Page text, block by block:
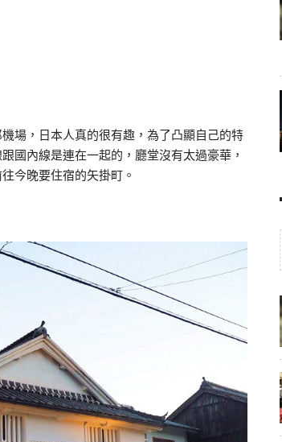
場，日本人真的很有趣，為了凸顯自己的特
國內線是連在一起的，廳堂沒有太過豪華，
今晚要住宿的矢掛町。